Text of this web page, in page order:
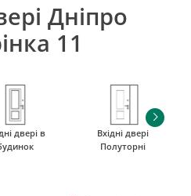
Дніпро
11
двері в
Вхідні двері
Полуторні